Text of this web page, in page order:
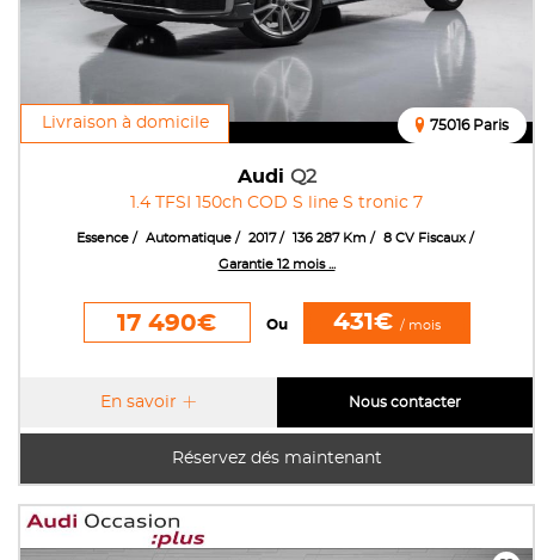
Livraison à domicile
Audi Q2
1.4 TFSI 150ch COD S line S tronic 7
75016 Paris
Essence Automatique 2017 136 287 Km
8 CV Fiscaux
Garantie 12 mois ...
17 490€ Ou 431€ / mois
Réservez dés maintenant
En savoir Nous contacter